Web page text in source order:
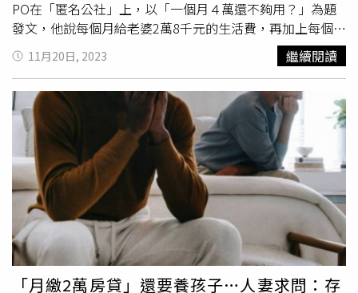
給6個月，每月可領投保薪資的6成，政府再補貼2成，等於
可領8成薪資領半年，而育嬰假最長在小孩3歲前可以請兩
年，且雇主不得拒絕員工請育嬰假，勞工請育嬰假也應在10
天前告知雇主。
PO在「匿名公社」上，以「一個月４萬還不夠用？」為題
發文，他說每個月給老婆2萬8千元的生活費，再加上每個月
還可以領
，總計大約有4萬多可以使用。但是老婆
卻常常反應錢不夠用，原PO也忍不住大嘆「我自己負擔兩
個五歲小孩一個月將近18000月費」，請老婆出去找工作，
小孩可以一起輪流顧，對方卻又說要顧小孩，所以不想找工
作。原PO無奈的說，「因為這件事已經吵第二次，真的很
想離婚，只是不知道用什麼理由。」此文一出，便引起熱
議，有一派力挺原PO，「辛苦、委屈了這位老公」、「真
是委屈這位仁兄啊⋯」、「這老公辛苦了！」、「不願意工
作的人真的很討厭，把別人當一輩子飯票嗎」、「不要再給
錢才有辦法逼她去工作，一切費用全自己支付」。但也有人
認為，「happy wife, happy life 懂得都懂」、「每個家庭的
狀況都不一樣，以我家來說，一個月給老婆4萬是不夠的，
最重要的是夫妻之間的溝通」、「4萬真的不夠用啊！」、
11月20日, 2023 繼續閱讀
「月繳2萬房貸」還要養孩子…人妻求問：存